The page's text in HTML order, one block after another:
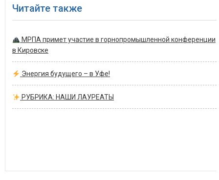
Читайте также
МРПА примет участие в горнопромышленной конференции
в Кировске
Энергия будущего – в Уфе!
РУБРИКА: НАШИ ЛАУРЕАТЫ